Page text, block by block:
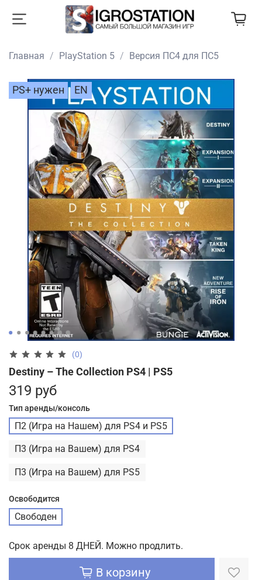
Главная PlayStation 5 Версия ПС4 для ПС5
PS+ нужен EN
(0)
Destiny – The Collection PS4 | PS5
319 руб
Тип аренды/консоль
П2 (Игра на Нашем) для PS4 и PS5
П3 (Игра на Вашем) для PS4
П3 (Игра на Вашем) для PS5
Освободится
Свободен
Срок аренды 8 ДНЕЙ. Можно продлить.
В корзину